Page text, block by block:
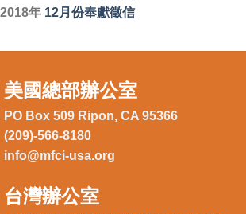
2018年 12月份奉獻徵信
美國總部辦公室
PO Box 509 Ripon, CA 95366
(209)-566-8180
info@mfci-usa.org
台灣辦公室